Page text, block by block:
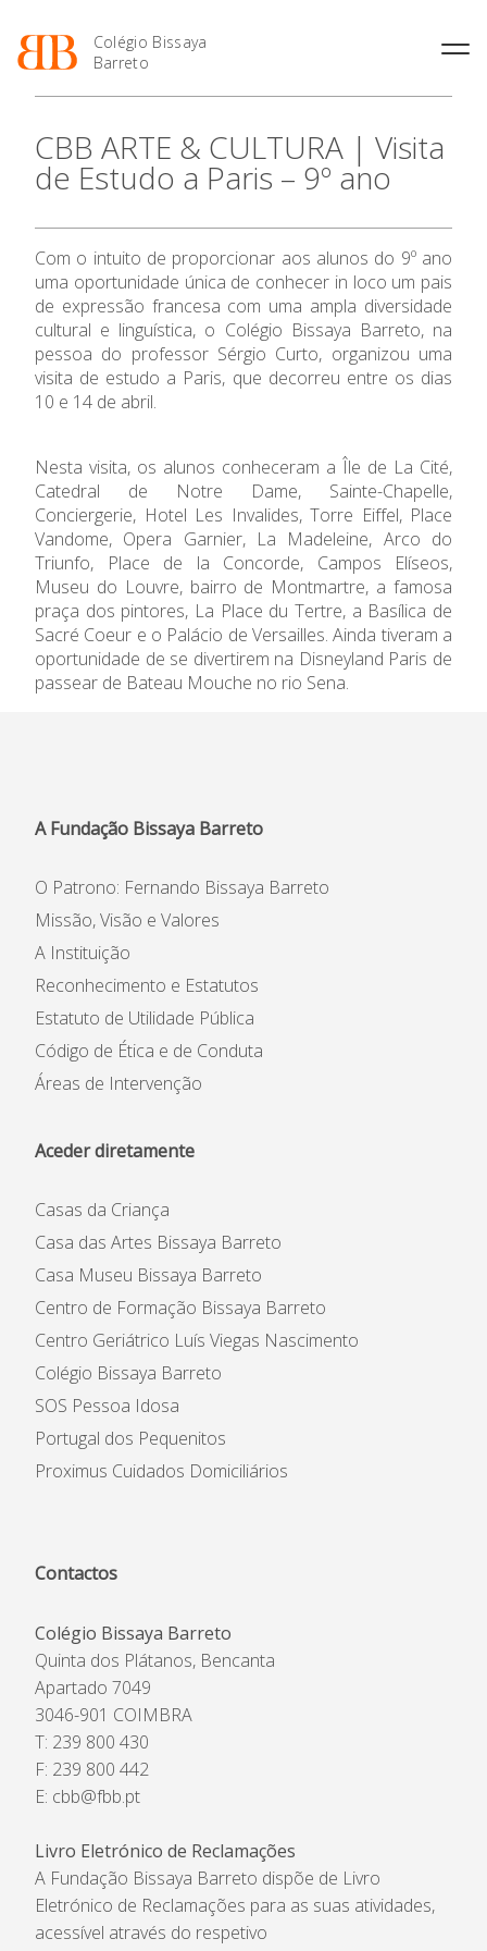
Colégio Bissaya
Barreto
O Colégio
Projeto Educativo
Organização
Colaboradores Não
Docentes
Instalações
Ofertas de emprego
Regulamentos
Jornal “O Coreto”
Oferta Formativa
Enriquecimento Curricular
Oferta Curricular
Sala de Estudo
Atividades de Interrupção
Letiva
Academia de LínguasEnsino Profissional
Profissionais
Matrículas
Termalismo
Curso de Técnico/a de Apoio
à Família e à Comunidade
Ofertas de Emprego
2027
Calendários
de Educação
SIGE
Secretariado de Exames
Admissão
Informações
APEE
Notícias
CBB ARTE & CULTURA | Visita
de Estudo a Paris – 9º ano
Com o intuito de proporcionar aos alunos do 9º ano
uma oportunidade única de conhecer in loco um pais
de expressão francesa com uma ampla diversidade
cultural e linguística, o Colégio Bissaya Barreto, na
pessoa do professor Sérgio Curto, organizou uma
visita de estudo a Paris, que decorreu entre os dias
10 e 14 de abril.
Nesta visita, os alunos conheceram a Île de La Cité,
Catedral de Notre Dame, Sainte-Chapelle,
Conciergerie, Hotel Les Invalides, Torre Eiffel, Place
Vandome, Opera Garnier, La Madeleine, Arco do
Triunfo, Place de la Concorde, Campos Elíseos,
Museu do Louvre, bairro de Montmartre, a famosa
praça dos pintores, La Place du Tertre, a Basílica de
Sacré Coeur e o Palácio de Versailles. Ainda tiveram a
oportunidade de se divertirem na Disneyland Paris de
passear de Bateau Mouche no rio Sena.
A Fundação Bissaya Barreto
O Patrono: Fernando Bissaya Barreto
Missão, Visão e Valores
A Instituição
Reconhecimento e Estatutos
Estatuto de Utilidade Pública
Código de Ética e de Conduta
Áreas de Intervenção
Aceder diretamente
Casas da Criança
Casa das Artes Bissaya Barreto
Casa Museu Bissaya Barreto
Centro de Formação Bissaya Barreto
Centro Geriátrico Luís Viegas Nascimento
Colégio Bissaya Barreto
SOS Pessoa Idosa
Portugal dos Pequenitos
Proximus Cuidados Domiciliários
Contactos
Colégio Bissaya Barreto
Quinta dos Plátanos, Bencanta
Apartado 7049
3046-901 COIMBRA
T: 239 800 430
F: 239 800 442
E: cbb@fbb.pt
Livro Eletrónico de Reclamações
A Fundação Bissaya Barreto dispõe de Livro
Eletrónico de Reclamações para as suas atividades,
acessível através do respetivo